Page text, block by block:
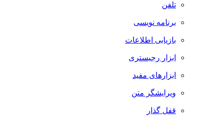
تلفن
برنامه نویسی
بازیابی اطلاعات
ابزار رجیستری
ابزارهای مفید
ویرایشگر متن
قفل گذار